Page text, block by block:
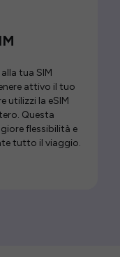
tua SIM
attivo il tuo
utilizzi la eSIM
Questa
flessibilità e
tutto il viaggio.